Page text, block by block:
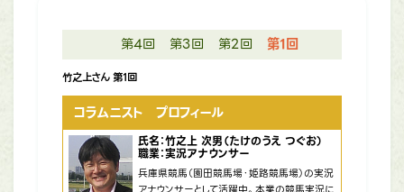
第4回 第3回 第2回 第1回
竹之上さん 第1回
コラムニスト プロフィール
氏名：竹之上 次男（たけのうえ つぐお）
職業：実況アナウンサー
兵庫県競馬（園田競馬場・姫路競馬場）の実況